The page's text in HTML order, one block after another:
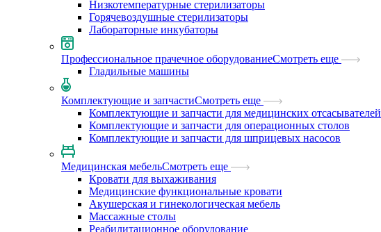
Низкотемпературные стерилизаторы
Горячевоздушные стерилизаторы
Лабораторные инкубаторы
Профессиональное прачечное оборудованиеСмотреть еще
Гладильные машины
Комплектующие и запчастиСмотреть еще
Комплектующие и запчасти для медицинских отсасывателей
Комплектующие и запчасти для операционных столов
Комплектующие и запчасти для шприцевых насосов
Медицинская мебельСмотреть еще
Кровати для выхаживания
Медицинские функциональные кровати
Акушерская и гинекологическая мебель
Массажные столы
Реабилитационное оборудование